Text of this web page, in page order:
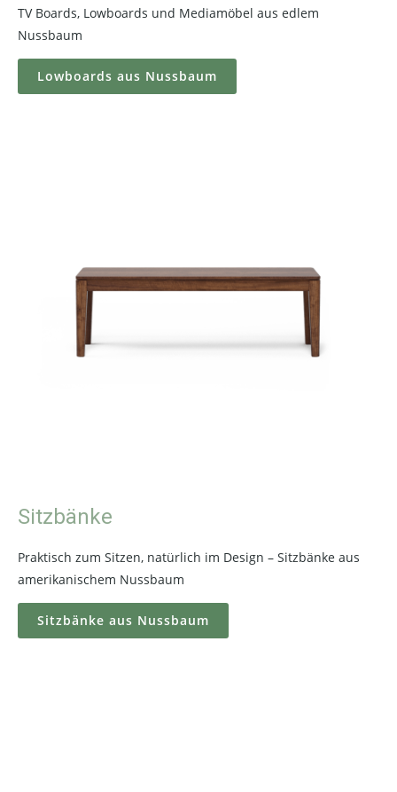
TV Boards, Lowboards und Mediamöbel aus edlem
Nussbaum
Lowboards aus Nussbaum
Sitzbänke
Praktisch zum Sitzen, natürlich im Design – Sitzbänke aus
amerikanischem Nussbaum
Sitzbänke aus Nussbaum